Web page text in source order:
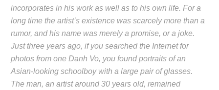
incorporates in his work as well as to his own life. For a
long time the artist’s existence was scarcely more than a
rumor, and his name was merely a promise, or a joke.
Just three years ago, if you searched the Internet for
photos from one Danh Vo, you found portraits of an
Asian-looking schoolboy with a large pair of glasses.
The man, an artist around 30 years old, remained